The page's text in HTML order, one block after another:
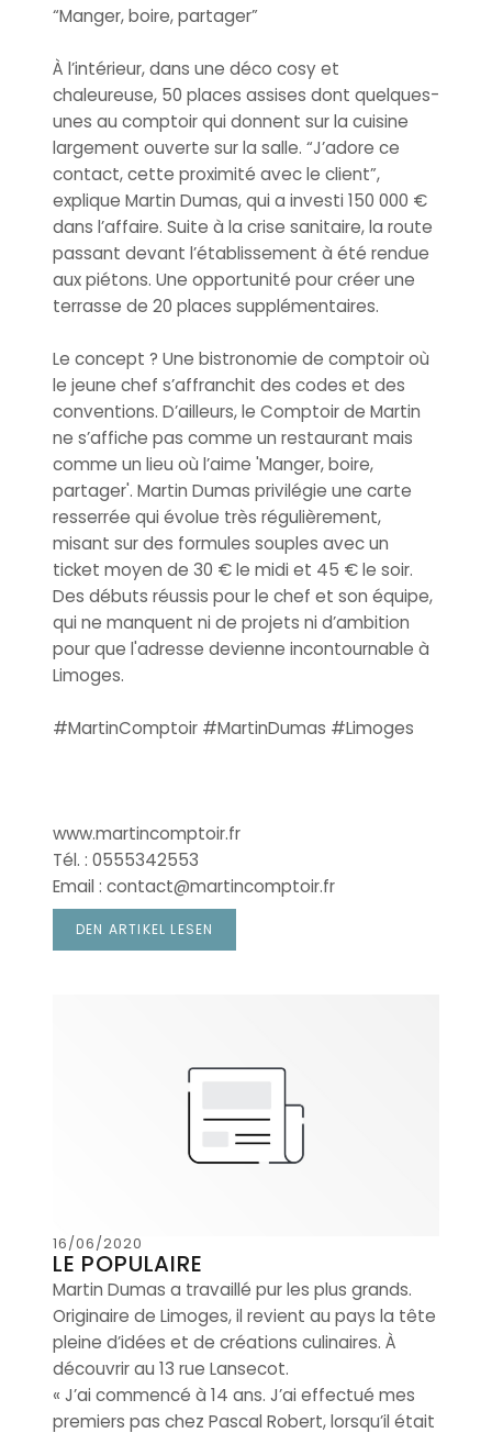
“Manger, boire, partager”
À l’intérieur, dans une déco cosy et
chaleureuse, 50 places assises dont quelques-
unes au comptoir qui donnent sur la cuisine
largement ouverte sur la salle. “J’adore ce
contact, cette proximité avec le client”,
explique Martin Dumas, qui a investi 150 000 €
dans l’affaire. Suite à la crise sanitaire, la route
passant devant l’établissement à été rendue
aux piétons. Une opportunité pour créer une
terrasse de 20 places supplémentaires.
Le concept ? Une bistronomie de comptoir où
le jeune chef s’affranchit des codes et des
conventions. D’ailleurs, le Comptoir de Martin
ne s’affiche pas comme un restaurant mais
comme un lieu où l’aime 'Manger, boire,
partager'. Martin Dumas privilégie une carte
resserrée qui évolue très régulièrement,
misant sur des formules souples avec un
ticket moyen de 30 € le midi et 45 € le soir.
Des débuts réussis pour le chef et son équipe,
qui ne manquent ni de projets ni d’ambition
pour que l'adresse devienne incontournable à
Limoges.
#MartinComptoir #MartinDumas #Limoges
www.martincomptoir.fr
Tél. : 0555342553
Email : contact@martincomptoir.fr
DEN ARTIKEL LESEN((ÖFFNET EIN NEUES FENSTER))
16/06/2020
LE POPULAIRE
Martin Dumas a travaillé pur les plus grands.
Originaire de Limoges, il revient au pays la tête
pleine d’idées et de créations culinaires. À
découvrir au 13 rue Lansecot.
« J’ai commencé à 14 ans. J’ai effectué mes
premiers pas chez Pascal Robert, lorsqu’il était